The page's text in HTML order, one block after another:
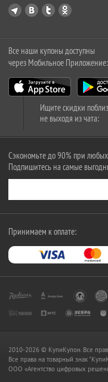
Все наши купоны доступны
через Мобильное Приложение:
Ищите скидки
не выходя из чата:
Сэкономьте до 90% при
Подпишитесь на самые
Принимаем к оплате:
2010-2026 © КупиКупон. Все
Все права на товарный знак
OOO «Агентство цифровых